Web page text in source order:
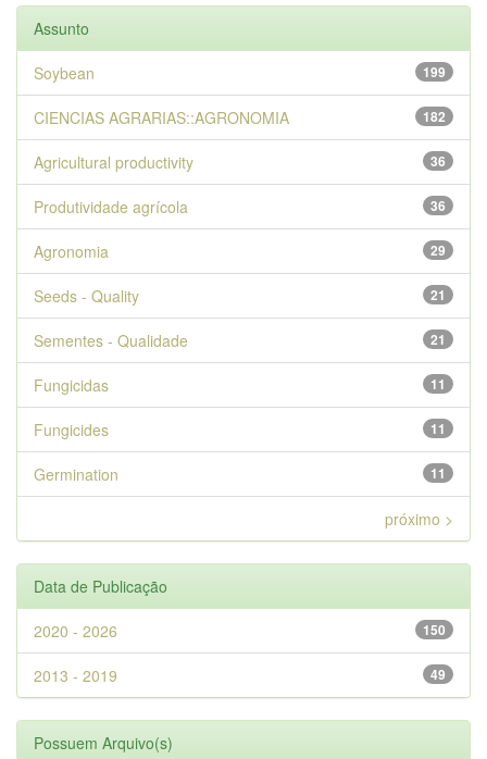
Assunto
199
Soybean
182
CIENCIAS AGRARIAS::AGRONOMIA
36
Agricultural productivity
36
Produtividade agrícola
29
Agronomia
21
Seeds - Quality
21
Sementes - Qualidade
11
Fungicidas
11
Fungicides
11
Germination
próximo >
Data de Publicação
150
2020 - 2026
49
2013 - 2019
Possuem Arquivo(s)